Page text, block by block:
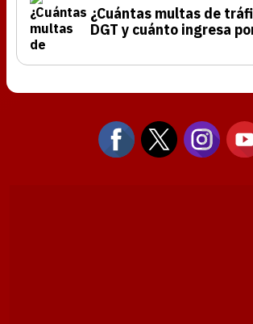
¿Cuántas multas de
DGT y cuánto ingresa